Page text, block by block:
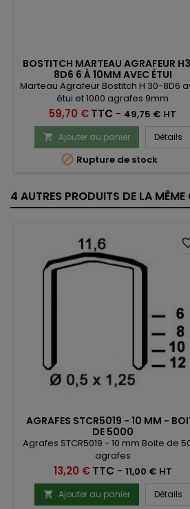
BOSTITCH MARTEAU AGRAFEUR
8D6 6 À 10MM AVEC ÉTUI
Marteau Agrafeur Bostitch H 30-8D6
étui et 1000 agrafes 9mm
Prix
59,70 €TTC - 49,75 € HT
 Ajouter au panier Détails
 Rupture de stock
4 AUTRES PRODUITS DE LA MÊME
AGRAFES STCR5019 - 10 MM -
DE 5000
Agrafes STCR5019 - 10 mm Boite de
agrafes
Prix
13,20 € TTC - 11,00 € HT
 Ajouter au panier Détails